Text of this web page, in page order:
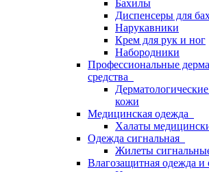
Бахилы
Диспенсеры для
Нарукавники
Крем для рук и ног
Набородники
Профессиональные
средства
кожи
Медицинская одежда
Халаты
Одежда сигнальная
Жилеты
Влагозащитная одежда и